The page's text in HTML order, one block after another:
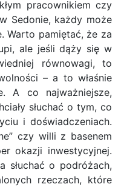
pracownikiem czy
Sedonie, każdy może
Warto pamiętać, że za
ale jeśli dąży się w
równowagi, to
– a to właśnie
A co najważniejsze,
słuchać o tym, co
i doświadczeniach.
czy willi z basenem
okazji inwestycyjnej.
słuchać o podróżach,
rzeczach, które